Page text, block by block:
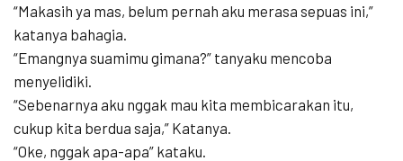
“Makasih ya mas, belum pernah aku merasa sepuas ini,”
katanya bahagia.
“Emangnya suamimu gimana?” tanyaku mencoba
menyelidiki.
“Sebenarnya aku nggak mau kita membicarakan itu,
cukup kita berdua saja,” Katanya.
“Oke, nggak apa-apa” kataku.